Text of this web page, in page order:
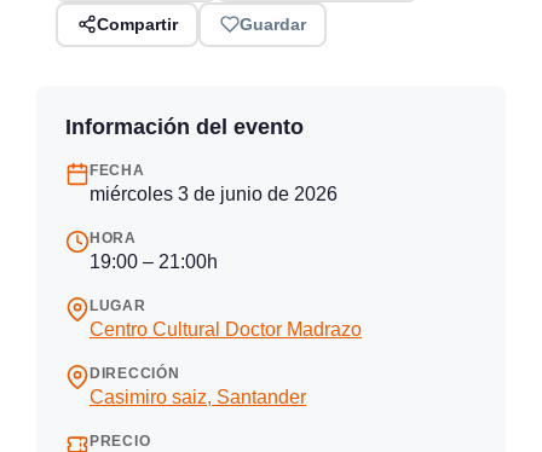
Compartir Guardar
Información del evento
FECHA
miércoles 3 de junio de 2026
HORA
19:00 – 21:00h
LUGAR
Centro Cultural Doctor Madrazo
DIRECCIÓN
Casimiro saiz, Santander
PRECIO